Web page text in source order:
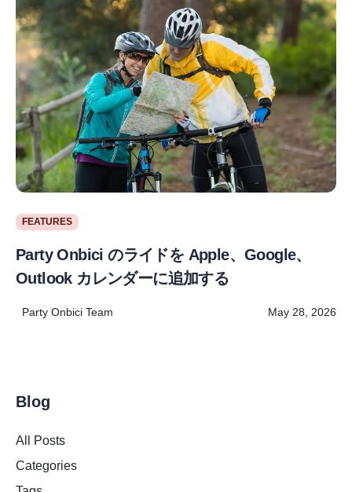
FEATURES
Party Onbici のライドを Apple、Google、
Outlook カレンダーに追加する
Party Onbici Team May 28, 2026
Blog
All Posts
Categories